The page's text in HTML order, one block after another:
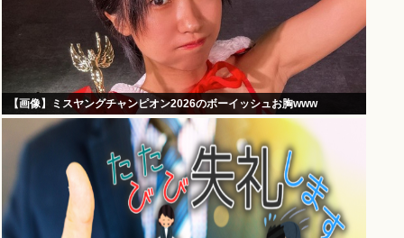
【画像】ミスヤングチャンピオン2026のボーイッシュお胸www